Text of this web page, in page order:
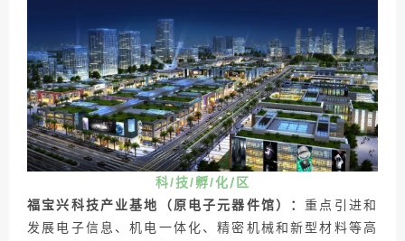
科/技/孵/化/区
福宝兴科技产业基地（原电子元器件馆）：重点引进和
发展电子信息、机电一体化、精密机械和新型材料等高